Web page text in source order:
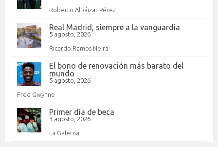
Roberto Albáizar Pérez
Real Madrid, siempre a la vanguardia
5 agosto, 2026
Ricardo Ramos Neira
El bono de renovación más barato del
mundo
5 agosto, 2026
Fred Gwynne
Primer día de beca
3 agosto, 2026
La Galerna